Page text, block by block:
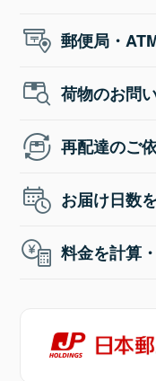
郵便局・
荷物のお問
再配達のご
お届け日数
料金を計算